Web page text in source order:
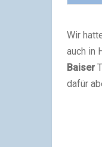
Wir
auch in
Baiser
dafür